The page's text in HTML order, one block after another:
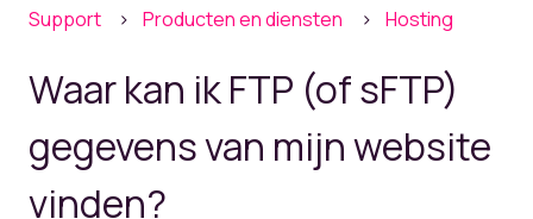
Support Producten en diensten Hosting
Waar kan ik FTP (of sFTP)
gegevens van mijn website
vinden?